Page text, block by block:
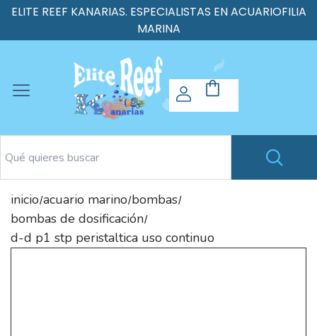
ELITE REEF KANARIAS. ESPECIALISTAS EN ACUARIOFILIA
MARINA
inicio/acuario marino/bombas/
bombas de dosificación/
d-d p1 stp peristaltica uso continuo